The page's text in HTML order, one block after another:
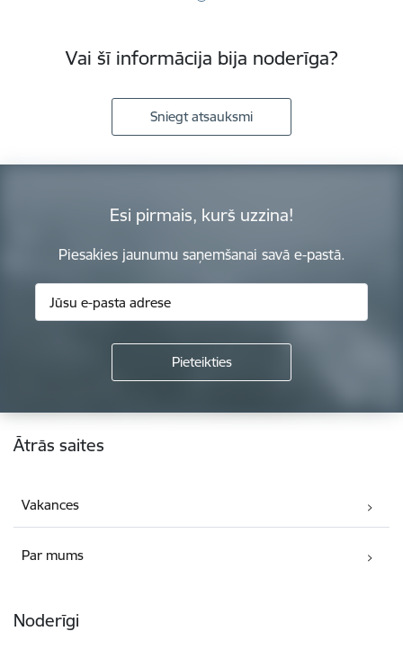
Vai šī informācija bija noderīga?
Sniegt atsauksmi
Esi pirmais, kurš uzzina!
Piesakies jaunumu saņemšanai savā e-pastā.
Kājene
Ātrās saites
Vakances
Par mums
Noderīgi